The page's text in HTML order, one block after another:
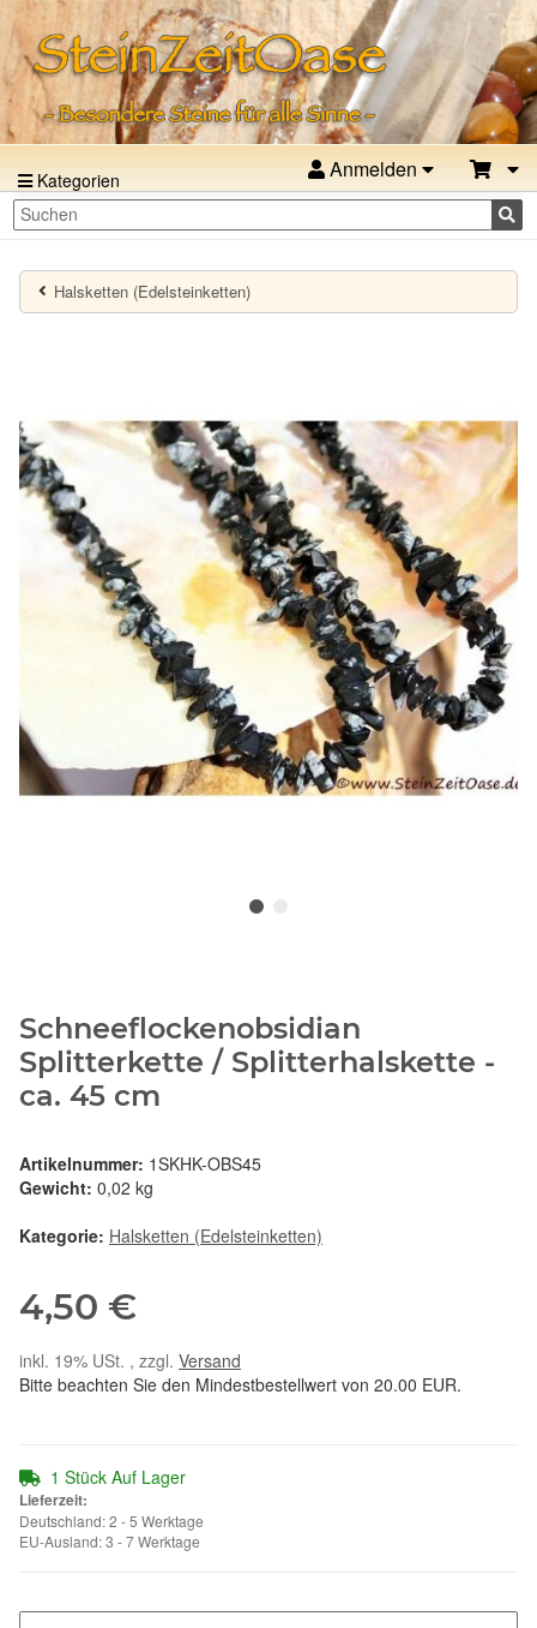
Kategorien Anmelden
Halsketten (Edelsteinketten)
Schneeflockenobsidian
Splitterkette / Splitterhalskette -
ca. 45 cm
Artikelnummer: 1SKHK-OBS45
Gewicht: 0,02 kg
Kategorie: Halsketten (Edelsteinketten)
4,50 €
inkl. 19% USt. , zzgl. Versand
Bitte beachten Sie den Mindestbestellwert von 20.00 EUR.
1 Stück Auf Lager
Lieferzeit:
Deutschland: 2 - 5 Werktage
EU-Ausland: 3 - 7 Werktage